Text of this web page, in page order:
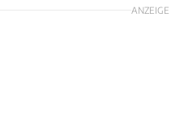
ANZEIGE